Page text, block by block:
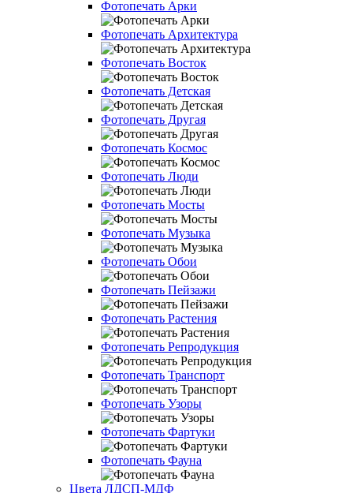
Фотопечать Арки
Фотопечать Архитектура
Фотопечать Восток
Фотопечать Детская
Фотопечать Другая
Фотопечать Космос
Фотопечать Люди
Фотопечать Мосты
Фотопечать Музыка
Фотопечать Обои
Фотопечать Пейзажи
Фотопечать Растения
Фотопечать Репродукция
Фотопечать Транспорт
Фотопечать Узоры
Фотопечать Фартуки
Фотопечать Фауна
Цвета ЛДСП-МДФ